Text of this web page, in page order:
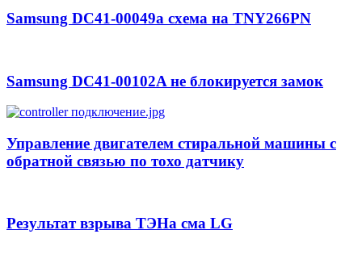
Samsung DC41-00049a схема на TNY266PN
Samsung DC41-00102A не блокируется замок
Управление двигателем стиральной машины с
обратной связью по тохо датчику
Результат взрыва ТЭНа сма LG